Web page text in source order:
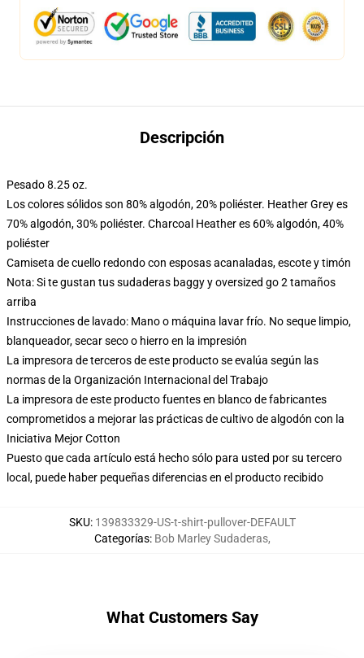
Descripción
Pesado 8.25 oz.
Los colores sólidos son 80% algodón, 20% poliéster. Heather Grey es
70% algodón, 30% poliéster. Charcoal Heather es 60% algodón, 40%
poliéster
Camiseta de cuello redondo con esposas acanaladas, escote y timón
Nota: Si te gustan tus sudaderas baggy y oversized go 2 tamaños
arriba
Instrucciones de lavado: Mano o máquina lavar frío. No seque limpio,
blanqueador, secar seco o hierro en la impresión
La impresora de terceros de este producto se evalúa según las
normas de la Organización Internacional del Trabajo
La impresora de este producto fuentes en blanco de fabricantes
comprometidos a mejorar las prácticas de cultivo de algodón con la
Iniciativa Mejor Cotton
Puesto que cada artículo está hecho sólo para usted por su tercero
local, puede haber pequeñas diferencias en el producto recibido
SKU: 139833329-US-t-shirt-pullover-DEFAULT
Categorías: Bob Marley Sudaderas,
What Customers Say